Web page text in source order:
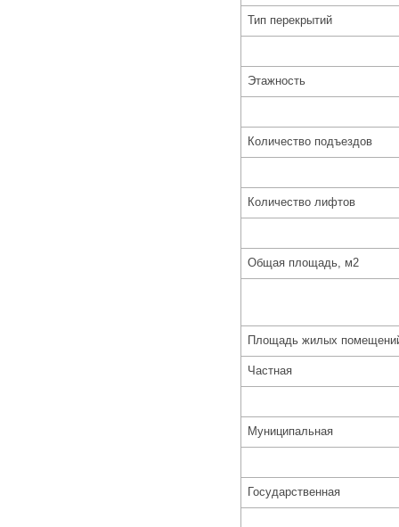
Тип перекрытий
Этажность
Количество подъездов
Количество лифтов
Общая площадь, м2
Площадь жилых
Частная
Муниципальная
Государственная